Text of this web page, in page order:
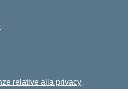
relative alla privacy